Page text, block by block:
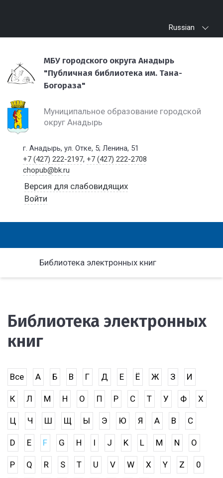
Russian
МБУ городского округа Анадырь
"Публичная библиотека им. Тана-
Богораза"
Муниципальное образование городской
округ Анадырь
г. Анадырь, ул. Отке, 5; Ленина, 51
+7 (427) 222-2197,+7 (427) 222-2708
chopub@bk.ru
Версия для слабовидящих
Войти
Библиотека электронных книг
Библиотека электронных
книг
Все А Б В Г Д Е Ё Ж З И
К Л М Н О П Р С Т У Ф Х
Ц Ч Ш Щ Ы Э Ю Я A B C
D E F G H I J K L M N O
P Q R S T U V W X Y Z 0